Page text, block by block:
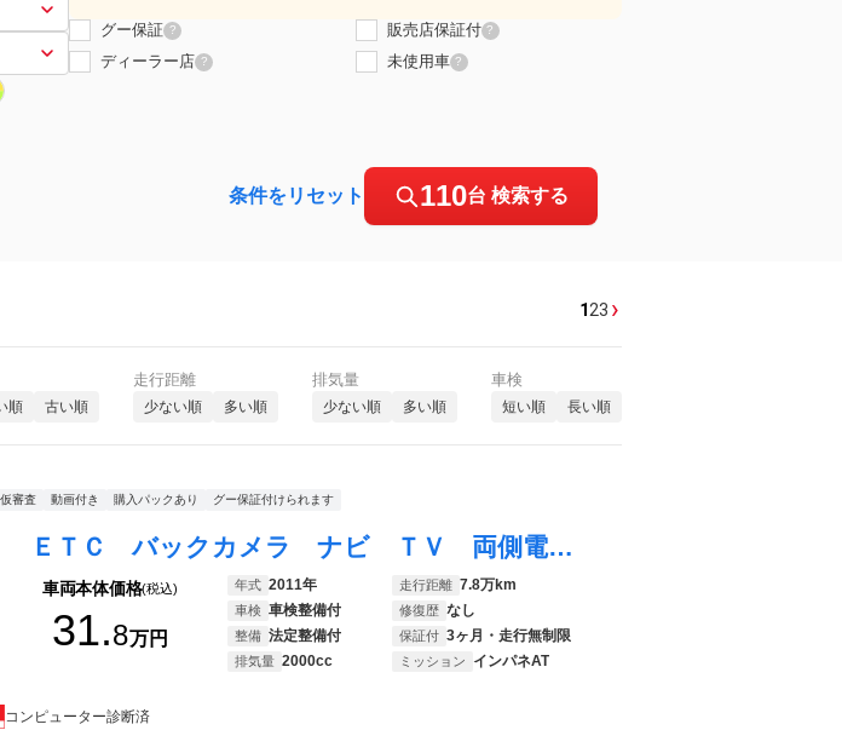
グー保証 ? 販売店保証付 ?
ディーラー店 ? 未使用車 ?
条件をリセット 110台 検索する
123 ›
順 古い順
走行距離
少ない順 多い順
排気量
少ない順 多い順
車検
短い順 長い順
審査 動画付き 購入パックあり グー保証付けられます
プレマシー ２０Ｅ ＥＴＣ バックカメラ ナビ ＴＶ 両側電動スライドドア スマートキー アイドリングストップ 電動格納ミラー 後席モニター ３列シート フルフラット ウォークスルー ＡＴ アルミホイール ＣＤ
車両本体価格(税込)
31.8万円
年式 2011年 走行距離 7.8万km
車検 車検整備付 修復歴 なし
整備 法定整備付 保証付 3ヶ月・走行無制限
排気量 2000cc ミッション インパネAT
コンピューター診断済